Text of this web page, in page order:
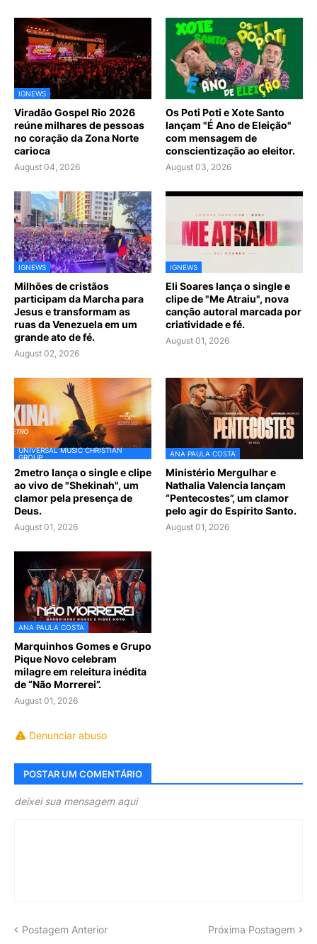
IGNEWS
Viradão Gospel Rio 2026
reúne milhares de pessoas
no coração da Zona Norte
carioca
August 04, 2026
Os Poti Poti e Xote Santo
lançam "É Ano de Eleição"
com mensagem de
conscientização ao eleitor.
August 03, 2026
IGNEWS
Milhões de cristãos
participam da Marcha para
Jesus e transformam as
ruas da Venezuela em um
grande ato de fé.
August 02, 2026
IGNEWS
Eli Soares lança o single e
clipe de "Me Atraiu", nova
canção autoral marcada por
criatividade e fé.
August 01, 2026
UNIVERSAL MUSIC CHRISTIAN
GROUP
2metro lança o single e clipe
ao vivo de "Shekinah", um
clamor pela presença de
Deus.
August 01, 2026
ANA PAULA COSTA
Ministério Mergulhar e
Nathalia Valencia lançam
“Pentecostes”, um clamor
pelo agir do Espírito Santo.
August 01, 2026
ANA PAULA COSTA
Marquinhos Gomes e Grupo
Pique Novo celebram
milagre em releitura inédita
de “Não Morrerei”.
August 01, 2026
Denunciar abuso
POSTAR UM COMENTÁRIO
deixei sua mensagem aqui
Postagem Anterior Próxima Postagem